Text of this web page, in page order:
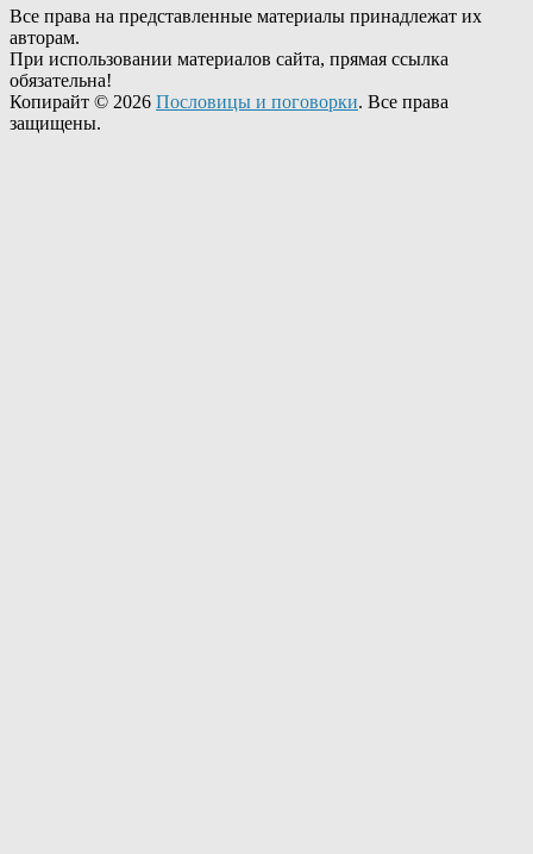
Все права на представленные материалы принадлежат их
авторам.
При использовании материалов сайта, прямая ссылка
обязательна!
Копирайт © 2026 Пословицы и поговорки. Все права
защищены.